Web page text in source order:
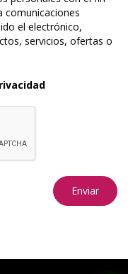
comunicaciones
el electrónico,
servicios, ofertas o
Enviar